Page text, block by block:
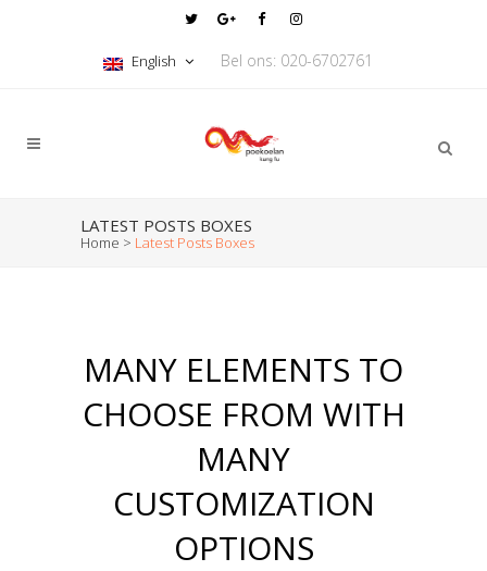
English Bel ons: 020-6702761
LATEST POSTS BOXES
Home > Latest Posts Boxes
MANY ELEMENTS TO
CHOOSE FROM WITH
MANY
CUSTOMIZATION
OPTIONS